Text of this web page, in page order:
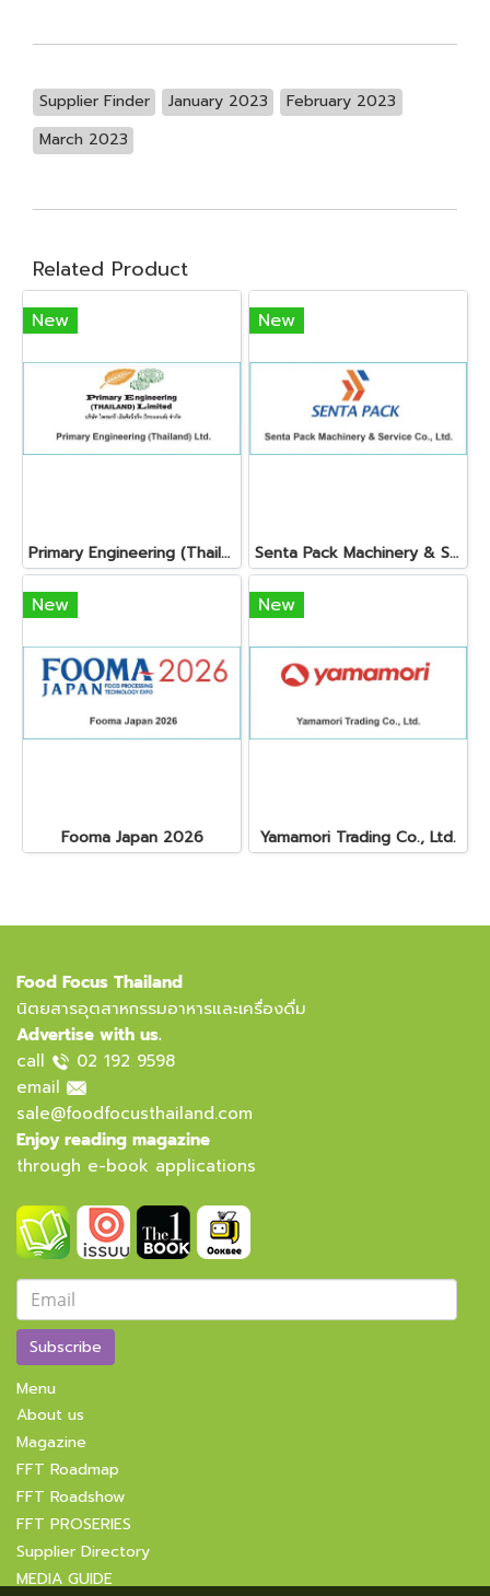
Supplier Finder January 2023
February 2023
March 2023
Related Product
New
Primary Engineering (Thailand) Ltd.
New
Senta Pack Machinery & Service Co., Ltd.
New
Fooma Japan 2026
New
Yamamori Trading Co., Ltd.
Food Focus Thailand
นิตยสารอุตสาหกรรมอาหารและเครื่องดื่ม
Advertise with us.
call
02 192 9598
email
sale@foodfocusthailand.com
Enjoy reading magazine
through e-book applications
Subscribe
Menu
About us
Magazine
FFT Roadmap
FFT Roadshow
FFT PROSERIES
Supplier Directory
MEDIA GUIDE